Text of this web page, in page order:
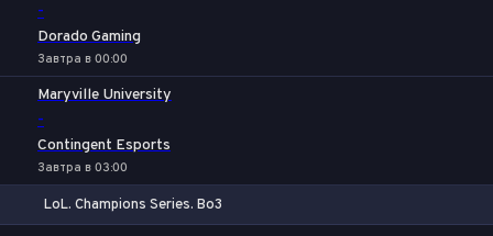
-
Dorado Gaming
Завтра в 00:00
Maryville University
-
Contingent Esports
Завтра в 03:00
LoL. Champions Series. Bo3